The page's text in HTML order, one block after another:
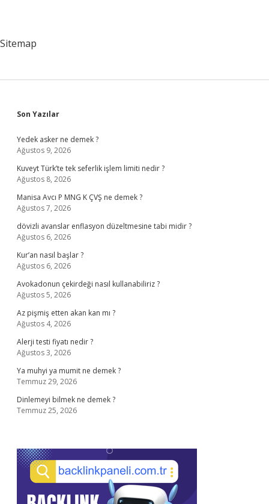
Sitemap
Sidebar
Son Yazılar
Yedek asker ne demek ?
Ağustos 9, 2026
Kuveyt Türk’te tek seferlik işlem limiti nedir ?
Ağustos 8, 2026
Manisa Avcı P MNG K ÇVŞ ne demek ?
Ağustos 7, 2026
dövizli avanslar enflasyon düzeltmesine tabi midir ?
Ağustos 6, 2026
Kur’an nasıl başlar ?
Ağustos 6, 2026
Avokadonun çekirdeği nasıl kullanabiliriz ?
Ağustos 5, 2026
Az pişmiş etten akan kan mı ?
Ağustos 4, 2026
Alerji testi fiyatı nedir ?
Ağustos 3, 2026
Ya muhyi ya mumit ne demek ?
Temmuz 29, 2026
Dinlemeyi bilmek ne demek ?
Temmuz 25, 2026